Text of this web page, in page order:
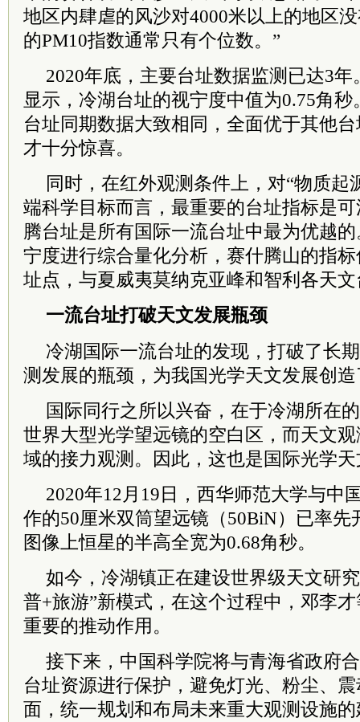
地区内肆虐的风沙对4000米以上的地区
的PM10指数通常只有个位数。”
2020年底，主要台址数据监测已达3
显示，冷湖台址的视宁度中值为0.75角
台址同期数据大致相同，全面优于其他
才十分惊喜。
同时，在红外观测条件上，对“物质起
端科学目标而言，最重要的台址指标是
腾台址是所有国际一流台址中最为优越
宁度进行综合量化分析，赛什腾山的指
址点，与夏威夷莫纳克亚峰和智利各天
一流台址打破天文发展瓶颈
冷湖国际一流台址的发现，打破了长
测发展的瓶颈，为我国光学天文发展创
国际同行之所以兴奋，在于冷湖所在
世界大型光学望远镜的空白区，而天文
域的接力观测。因此，这也是国际光学
2020年12月19日，西华师范大学与中
作的50厘米双筒望远镜（50BiN）已率先
图像上恒星的半高全宽为0.68角秒。
如今，冷湖镇正在建设世界级天文研
普+旅游”新模式，在这个过程中，邓李
重要的推动作用。
接下来，中国科学院将与青海省政府
台址资源进行保护，避免灯光、粉尘、
面，统一规划和布局未来重大观测设施